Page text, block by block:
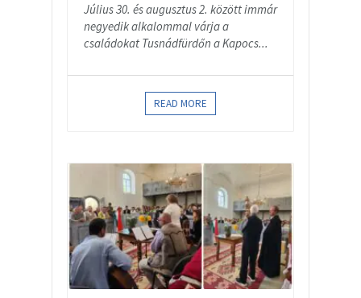
Július 30. és augusztus 2. között immár
negyedik alkalommal várja a
családokat Tusnádfürdőn a Kapocs...
READ MORE